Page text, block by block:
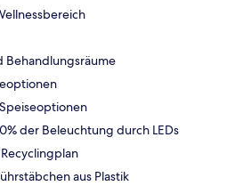
Behandlungsräume
der Beleuchtung durch LEDs
aus Plastik